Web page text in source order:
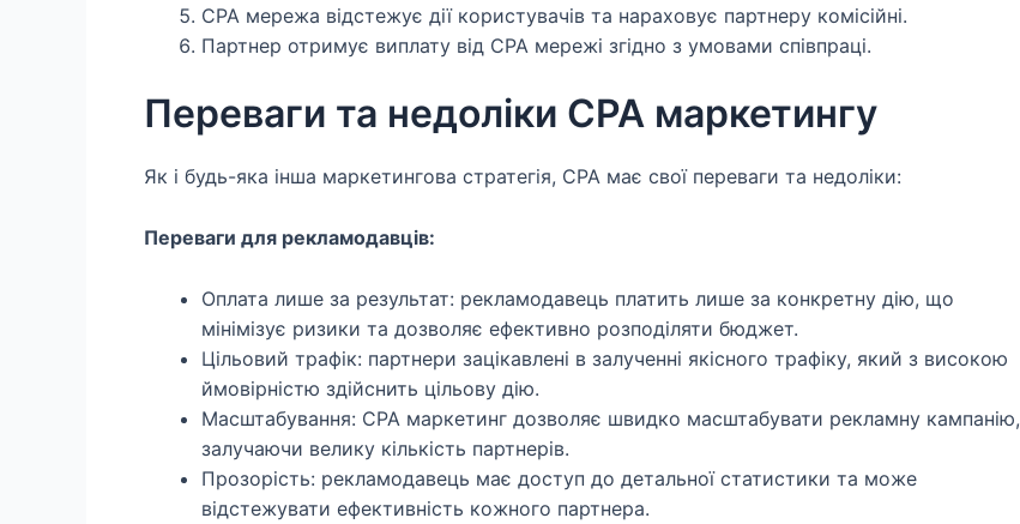
CPA мережа відстежує дії користувачів та нараховує партнеру комісійні.
Партнер отримує виплату від CPA мережі згідно з умовами співпраці.
Переваги та недоліки CPA маркетингу
Як і будь-яка інша маркетингова стратегія, CPA має свої переваги та недоліки:
Переваги для рекламодавців:
Оплата лише за результат: рекламодавець платить лише за конкретну дію, що
мінімізує ризики та дозволяє ефективно розподіляти бюджет.
Цільовий трафік: партнери зацікавлені в залученні якісного трафіку, який з високою
ймовірністю здійснить цільову дію.
Масштабування: CPA маркетинг дозволяє швидко масштабувати рекламну кампанію,
залучаючи велику кількість партнерів.
Прозорість: рекламодавець має доступ до детальної статистики та може
відстежувати ефективність кожного партнера.